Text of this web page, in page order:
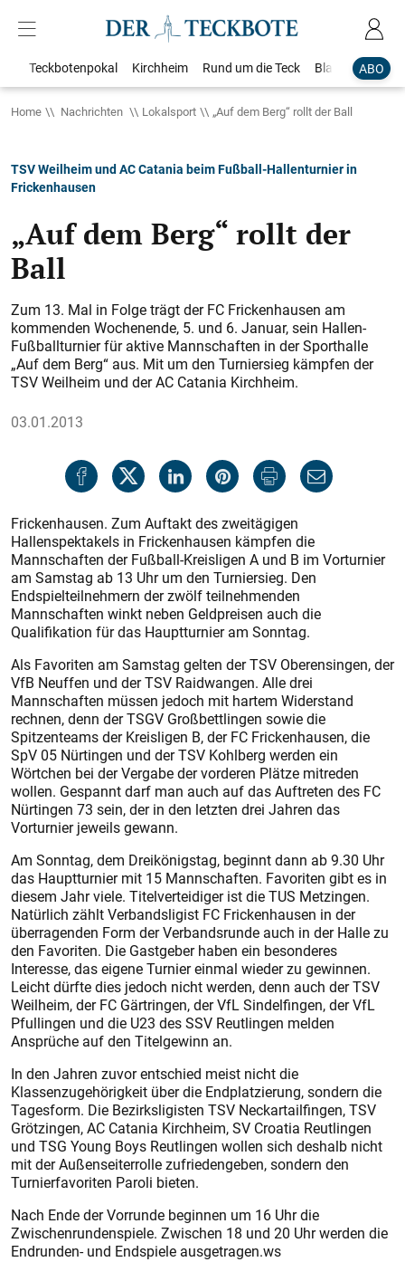
ABO
Teckbotenpokal Kirchheim Rund um die Teck Blaulicht
Home Nachrichten Lokalsport „Auf dem Berg“ rollt der Ball
TSV Weilheim und AC Catania beim Fußball-Hallenturnier in
Frickenhausen
„Auf dem Berg“ rollt der
Ball
Zum 13. Mal in Folge trägt der FC Frickenhausen am
kommenden Wochenende, 5. und 6. Januar, sein Hallen-
Fußballturnier für aktive Mannschaften in der Sporthalle
„Auf dem Berg“ aus. Mit um den Turniersieg kämpfen der
TSV Weilheim und der AC Catania Kirchheim.
03.01.2013
Frickenhausen. Zum Auftakt des zweitägigen
Hallenspektakels in Frickenhausen kämpfen die
Mannschaften der Fußball-Kreisligen A und B im Vorturnier
am Samstag ab 13 Uhr um den Turniersieg. Den
Endspielteilnehmern der zwölf teilnehmenden
Mannschaften winkt neben Geldpreisen auch die
Qualifikation für das Hauptturnier am Sonntag.
Als Favoriten am Samstag gelten der TSV Oberensingen, der
VfB Neuf­fen und der TSV Raidwangen. Alle drei
Mannschaften müssen jedoch mit hartem Widerstand
rechnen, denn der TSGV Großbettlingen sowie die
Spitzenteams der Kreisligen B, der FC Frickenhausen, die
SpV 05 Nürtingen und der TSV Kohlberg werden ein
Wörtchen bei der Vergabe der vorderen Plätze mitreden
wollen. Gespannt darf man auch auf das Auftreten des FC
Nürtingen 73 sein, der in den letzten drei Jahren das
Vorturnier jeweils gewann.
Am Sonntag, dem Dreikönigstag, beginnt dann ab 9.30 Uhr
das Hauptturnier mit 15 Mannschaften. Favoriten gibt es in
diesem Jahr viele. Titelverteidiger ist die TUS Met­zingen.
Natürlich zählt Verbandsligist FC Frickenhausen in der
überragenden Form der Verbandsrunde auch in der Halle zu
den Favoriten. Die Gastgeber haben ein besonderes
Interesse, das eigene Turnier einmal wieder zu gewinnen.
Leicht dürfte dies jedoch nicht werden, denn auch der TSV
Weilheim, der FC Gärtringen, der VfL Sindelfingen, der VfL
Pfullingen und die U23 des SSV Reutlingen melden
Ansprüche auf den Titelgewinn an.
In den Jahren zuvor entschied meist nicht die
Klassenzugehörigkeit über die Endplatzierung, sondern die
Tagesform. Die Bezirksligisten TSV Neckartailfingen, TSV
Grötzingen, AC Catania Kirchheim, SV Croatia Reutlingen
und TSG Young Boys Reutlingen wollen sich deshalb nicht
mit der Außenseiterrolle zufriedengeben, sondern den
Turnierfavoriten Paroli bieten.
Nach Ende der Vorrunde beginnen um 16 Uhr die
Zwischenrundenspiele. Zwischen 18 und 20 Uhr werden die
Endrunden- und Endspiele ausgetragen.ws